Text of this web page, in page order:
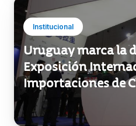
Institucional
Uruguay marca la
Exposición
Importaciones de